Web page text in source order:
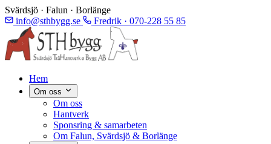
Svärdsjö · Falun · Borlänge
info@sthbygg.se
Fredrik · 070-228 55 85
Hem
Om oss
Om oss
Hantverk
Sponsring & samarbeten
Om Falun, Svärdsjö & Borlänge